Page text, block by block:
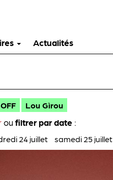
Actualités
Lou Gìrou
oufiltrer par date :
24 juillet samedi 25 juillet